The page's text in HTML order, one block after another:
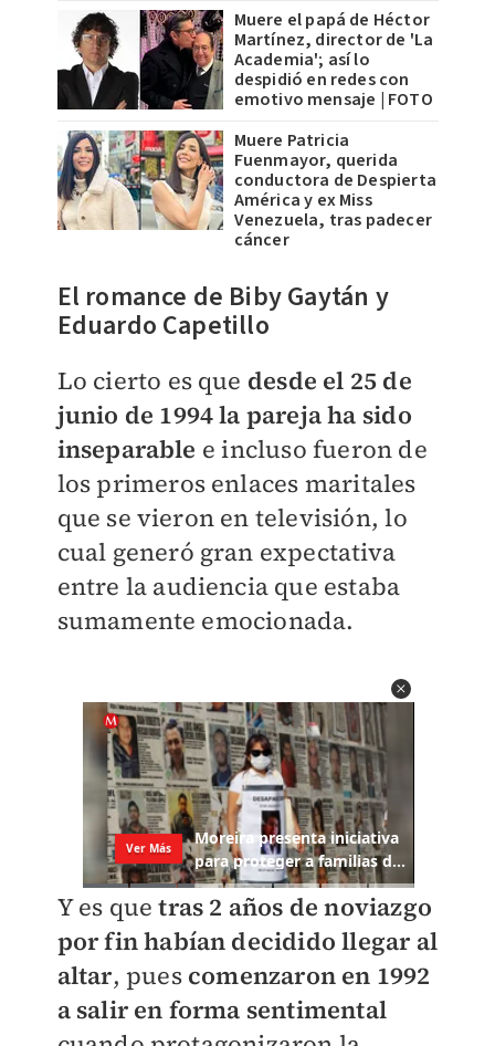
Muere el papá de Héctor
Martínez, director de 'La
Academia'; así lo
despidió en redes con
emotivo mensaje | FOTO
Muere Patricia
Fuenmayor, querida
conductora de Despierta
América y ex Miss
Venezuela, tras padecer
cáncer
El romance de Biby Gaytán y
Eduardo Capetillo
Lo cierto es que desde el 25 de
junio de 1994 la pareja ha sido
inseparable e incluso fueron de
los primeros enlaces maritales
que se vieron en televisión, lo
cual generó gran expectativa
entre la audiencia que estaba
sumamente emocionada.
Y es quetras 2 años de noviazgo
por fin habían decidido llegar al
altar, pues comenzaron en 1992
a salir en forma sentimental